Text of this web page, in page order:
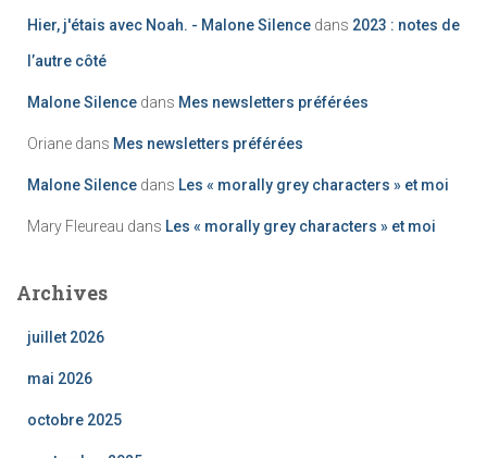
Hier, j'étais avec Noah. - Malone Silence dans 2023 : notes de
l’autre côté
Malone Silence dans Mes newsletters préférées
Oriane dans Mes newsletters préférées
Malone Silence dans Les « morally grey characters » et moi
Mary Fleureau dans Les « morally grey characters » et moi
Archives
juillet 2026
mai 2026
octobre 2025